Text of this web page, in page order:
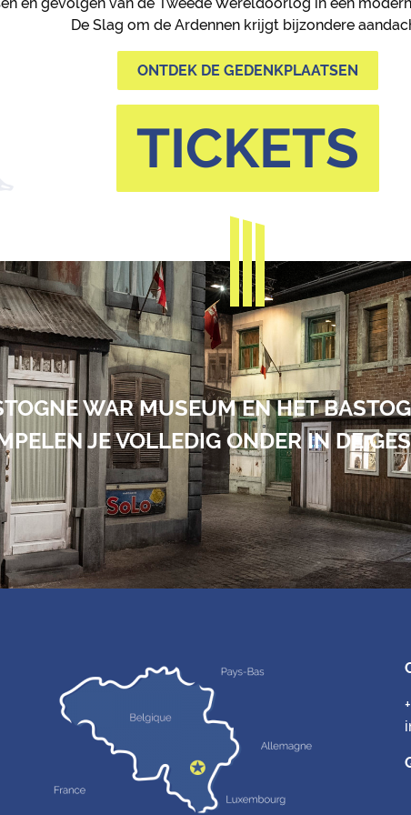
De Slag om de Ardennen krijgt bijzondere
ONTDEK DE GEDENKPLAATSEN
TICKETS
WAR MUSEUM EN HET
JE VOLLEDIG ONDER IN DE